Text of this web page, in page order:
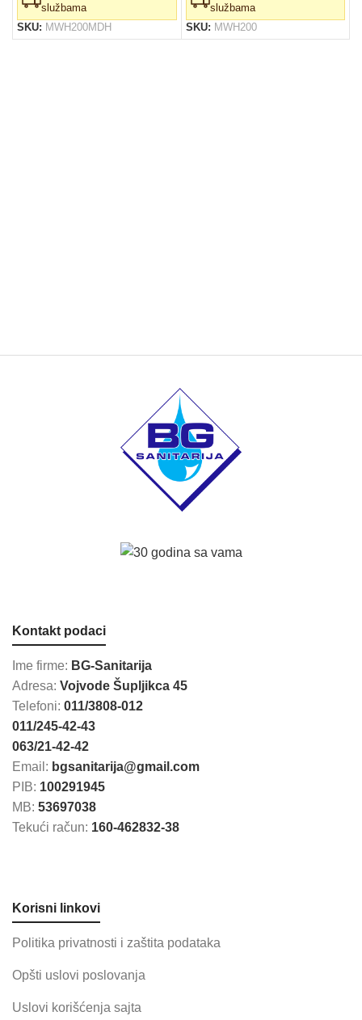
službama
SKU: MWH200MDH
službama
SKU: MWH200
Kontakt podaci
Ime firme: BG-Sanitarija
Adresa: Vojvode Šupljikca 45
Telefoni: 011/3808-012
011/245-42-43
063/21-42-42
Email: bgsanitarija@gmail.com
PIB: 100291945
MB: 53697038
Tekući račun: 160-462832-38
Korisni linkovi
Politika privatnosti i zaštita podataka
Opšti uslovi poslovanja
Uslovi korišćenja sajta